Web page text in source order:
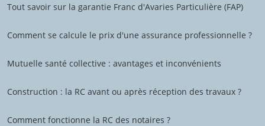
Tout savoir sur la garantie Franc d'Avaries Particulière (FAP)
Comment se calcule le prix d'une assurance professionnelle ?
Mutuelle santé collective : avantages et inconvénients
Construction : la RC avant ou après réception des travaux ?
Comment fonctionne la RC des notaires ?